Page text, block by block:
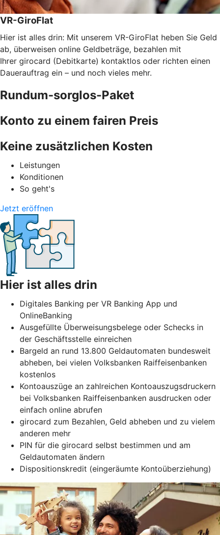
VR-GiroFlat
Hier ist alles drin: Mit unserem VR-GiroFlat heben Sie Geld
ab, überweisen online Geldbeträge, bezahlen mit
Ihrer girocard (Debitkarte) kontaktlos oder richten einen
Dauerauftrag ein – und noch vieles mehr.
Rundum-sorglos-Paket
Konto zu einem fairen Preis
Keine zusätzlichen Kosten
Leistungen
Konditionen
So geht's
Jetzt eröffnen
Hier ist alles drin
Digitales Banking per VR Banking App und
OnlineBanking
Ausgefüllte Überweisungsbelege oder Schecks in
der Geschäftsstelle einreichen
Bargeld an rund 13.800 Geldautomaten bundesweit
abheben, bei vielen Volksbanken Raiffeisenbanken
kostenlos
Kontoauszüge an zahlreichen Kontoauszugsdruckern
bei Volksbanken Raiffeisenbanken ausdrucken oder
einfach online abrufen
girocard zum Bezahlen, Geld abheben und zu vielem
anderen mehr
PIN für die girocard selbst bestimmen und am
Geldautomaten ändern
Dispositionskredit (eingeräumte Kontoüberziehung)